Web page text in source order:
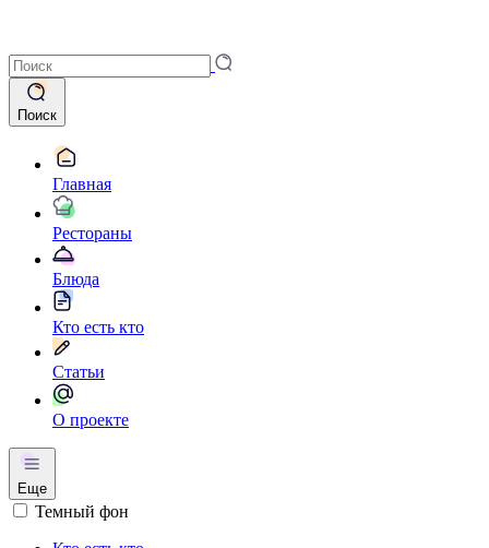
Поиск
Главная
Рестораны
Блюда
Кто есть кто
Статьи
О проекте
Еще
Темный фон